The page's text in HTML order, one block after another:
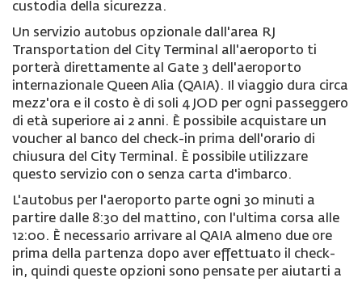
custodia della sicurezza.
Un servizio autobus opzionale dall'area RJ
Transportation del City Terminal all'aeroporto ti
porterà direttamente al Gate 3 dell'aeroporto
internazionale Queen Alia (QAIA). Il viaggio dura circa
mezz'ora e il costo è di soli 4 JOD per ogni passeggero
di età superiore ai 2 anni. È possibile acquistare un
voucher al banco del check-in prima dell'orario di
chiusura del City Terminal. È possibile utilizzare
questo servizio con o senza carta d'imbarco.
L'autobus per l'aeroporto parte ogni 30 minuti a
partire dalle 8:30 del mattino, con l'ultima corsa alle
12:00. È necessario arrivare al QAIA almeno due ore
prima della partenza dopo aver effettuato il check-
in, quindi queste opzioni sono pensate per aiutarti a